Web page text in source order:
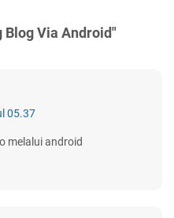
Via Android"
05.37
melalui android